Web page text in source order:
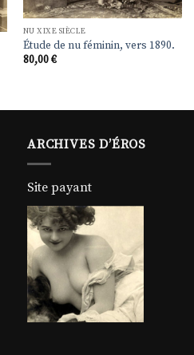
NU XIXE SIÈCLE
Étude de nu féminin, vers 1890.
80,00€
ARCHIVES D’ÉROS
Site payant